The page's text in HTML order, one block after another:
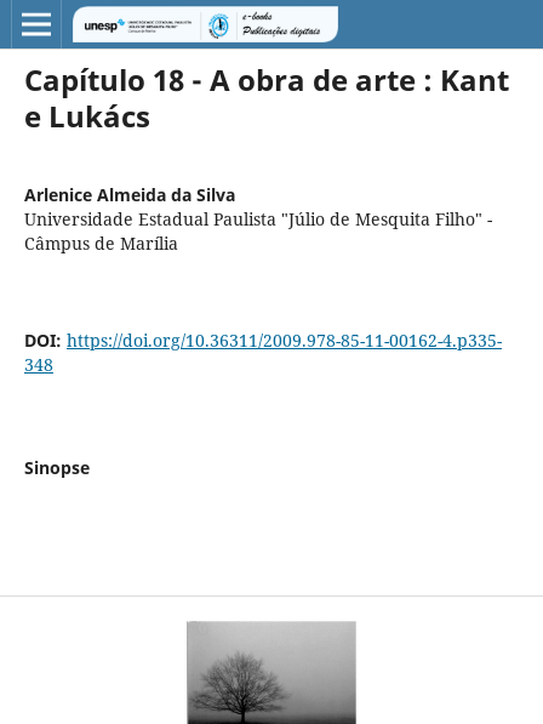
Capítulo 18 - A obra de arte : Kant
e Lukács
Arlenice Almeida da Silva
Universidade Estadual Paulista "Júlio de Mesquita Filho" -
Câmpus de Marília
DOI: https://doi.org/10.36311/2009.978-85-11-00162-4.p335-
348
Sinopse